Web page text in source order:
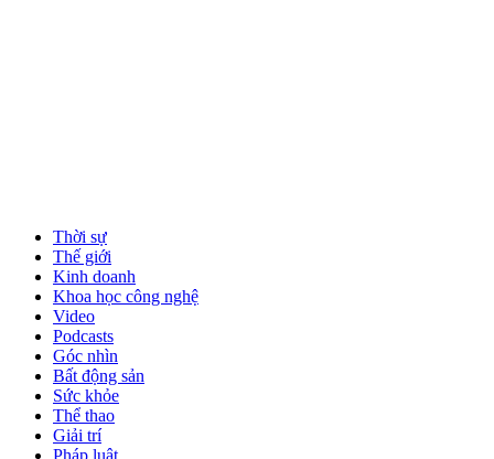
Thời sự
Thế giới
Kinh doanh
Khoa học công nghệ
Video
Podcasts
Góc nhìn
Bất động sản
Sức khỏe
Thể thao
Giải trí
Pháp luật